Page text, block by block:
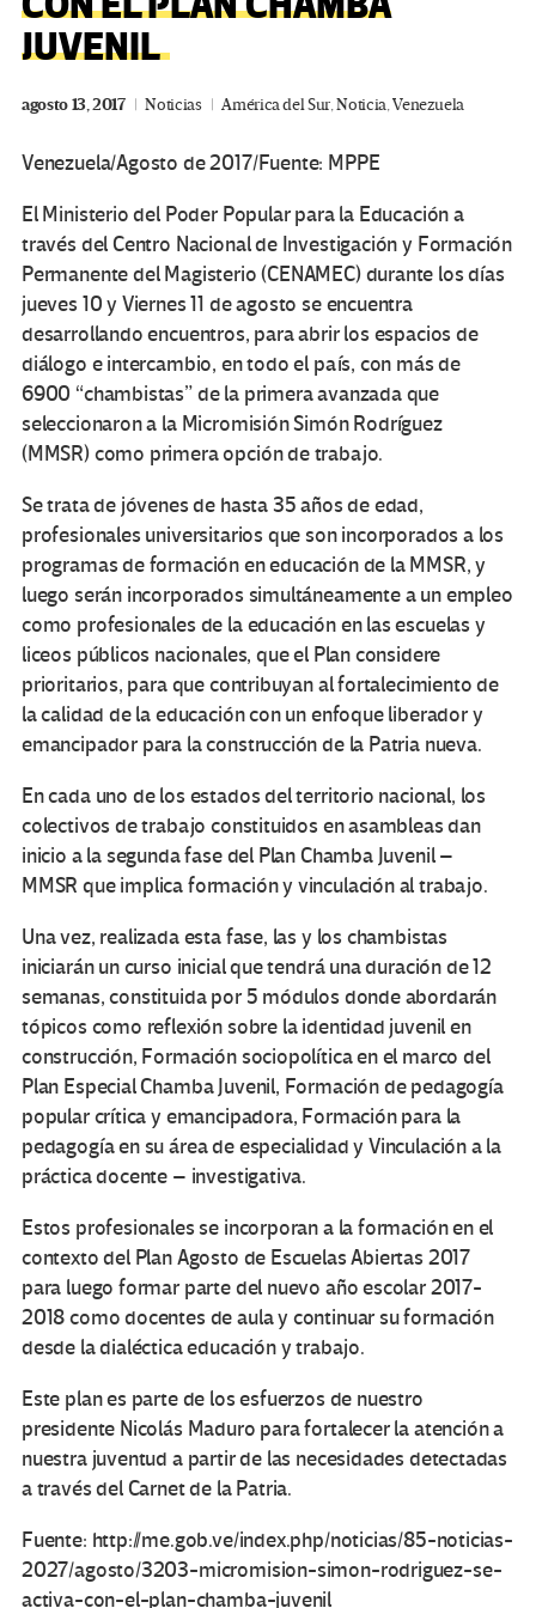
JUVENIL
agosto 13, 2017 Noticias América del Sur,Noticia,Venezuela
Venezuela/Agosto de 2017/Fuente: MPPE
El Ministerio del Poder Popular para la Educación a
través del Centro Nacional de Investigación y Formación
Permanente del Magisterio (CENAMEC) durante los días
jueves 10 y Viernes 11 de agosto se encuentra
desarrollando encuentros, para abrir los espacios de
diálogo e intercambio, en todo el país, con más de
6900 “chambistas” de la primera avanzada que
seleccionaron a la Micromisión Simón Rodríguez
(MMSR) como primera opción de trabajo.
Se trata de jóvenes de hasta 35 años de edad,
profesionales universitarios que son incorporados a los
programas de formación en educación de la MMSR, y
luego serán incorporados simultáneamente a un empleo
como profesionales de la educación en las escuelas y
liceos públicos nacionales, que el Plan considere
prioritarios, para que contribuyan al fortalecimiento de
la calidad de la educación con un enfoque liberador y
emancipador para la construcción de la Patria nueva.
En cada uno de los estados del territorio nacional, los
colectivos de trabajo constituidos en asambleas dan
inicio a la segunda fase del Plan Chamba Juvenil –
MMSR que implica formación y vinculación al trabajo.
Una vez, realizada esta fase, las y los chambistas
iniciarán un curso inicial que tendrá una duración de 12
semanas, constituida por 5 módulos donde abordarán
tópicos como reflexión sobre la identidad juvenil en
construcción, Formación sociopolítica en el marco del
Plan Especial Chamba Juvenil, Formación de pedagogía
popular crítica y emancipadora, Formación para la
pedagogía en su área de especialidad y Vinculación a la
práctica docente – investigativa.
Estos profesionales se incorporan a la formación en el
contexto del Plan Agosto de Escuelas Abiertas 2017
para luego formar parte del nuevo año escolar 2017-
2018 como docentes de aula y continuar su formación
desde la dialéctica educación y trabajo.
Este plan es parte de los esfuerzos de nuestro
presidente Nicolás Maduro para fortalecer la atención a
nuestra juventud a partir de las necesidades detectadas
a través del Carnet de la Patria.
Fuente: http://me.gob.ve/index.php/noticias/85-noticias-
2027/agosto/3203-micromision-simon-rodriguez-se-
activa-con-el-plan-chamba-juvenil